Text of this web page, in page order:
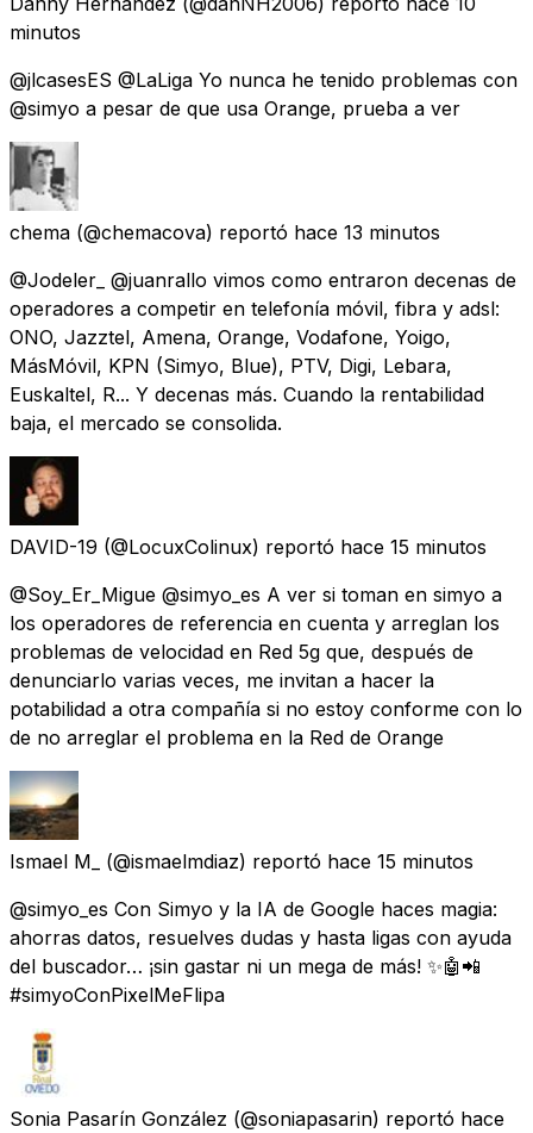
minutos
@jlcasesES @LaLiga Yo nunca he tenido problemas con
@simyo a pesar de que usa Orange, prueba a ver
chema (@chemacova) reportó hace 13 minutos
@Jodeler_ @juanrallo vimos como entraron decenas de
operadores a competir en telefonía móvil, fibra y adsl:
ONO, Jazztel, Amena, Orange, Vodafone, Yoigo,
MásMóvil, KPN (Simyo, Blue), PTV, Digi, Lebara,
Euskaltel, R... Y decenas más. Cuando la rentabilidad
baja, el mercado se consolida.
DAVID-19 (@LocuxColinux) reportó hace 15 minutos
@Soy_Er_Migue @simyo_es A ver si toman en simyo a
los operadores de referencia en cuenta y arreglan los
problemas de velocidad en Red 5g que, después de
denunciarlo varias veces, me invitan a hacer la
potabilidad a otra compañía si no estoy conforme con lo
de no arreglar el problema en la Red de Orange
Ismael M_ (@ismaelmdiaz) reportó hace 15 minutos
@simyo_es Con Simyo y la IA de Google haces magia:
ahorras datos, resuelves dudas y hasta ligas con ayuda
del buscador… ¡sin gastar ni un mega de más! ✨🤖📲
#simyoConPixelMeFlipa
Sonia Pasarín González (@soniapasarin) reportó hace